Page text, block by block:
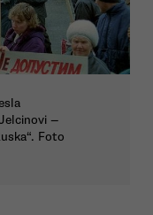
—
Foto